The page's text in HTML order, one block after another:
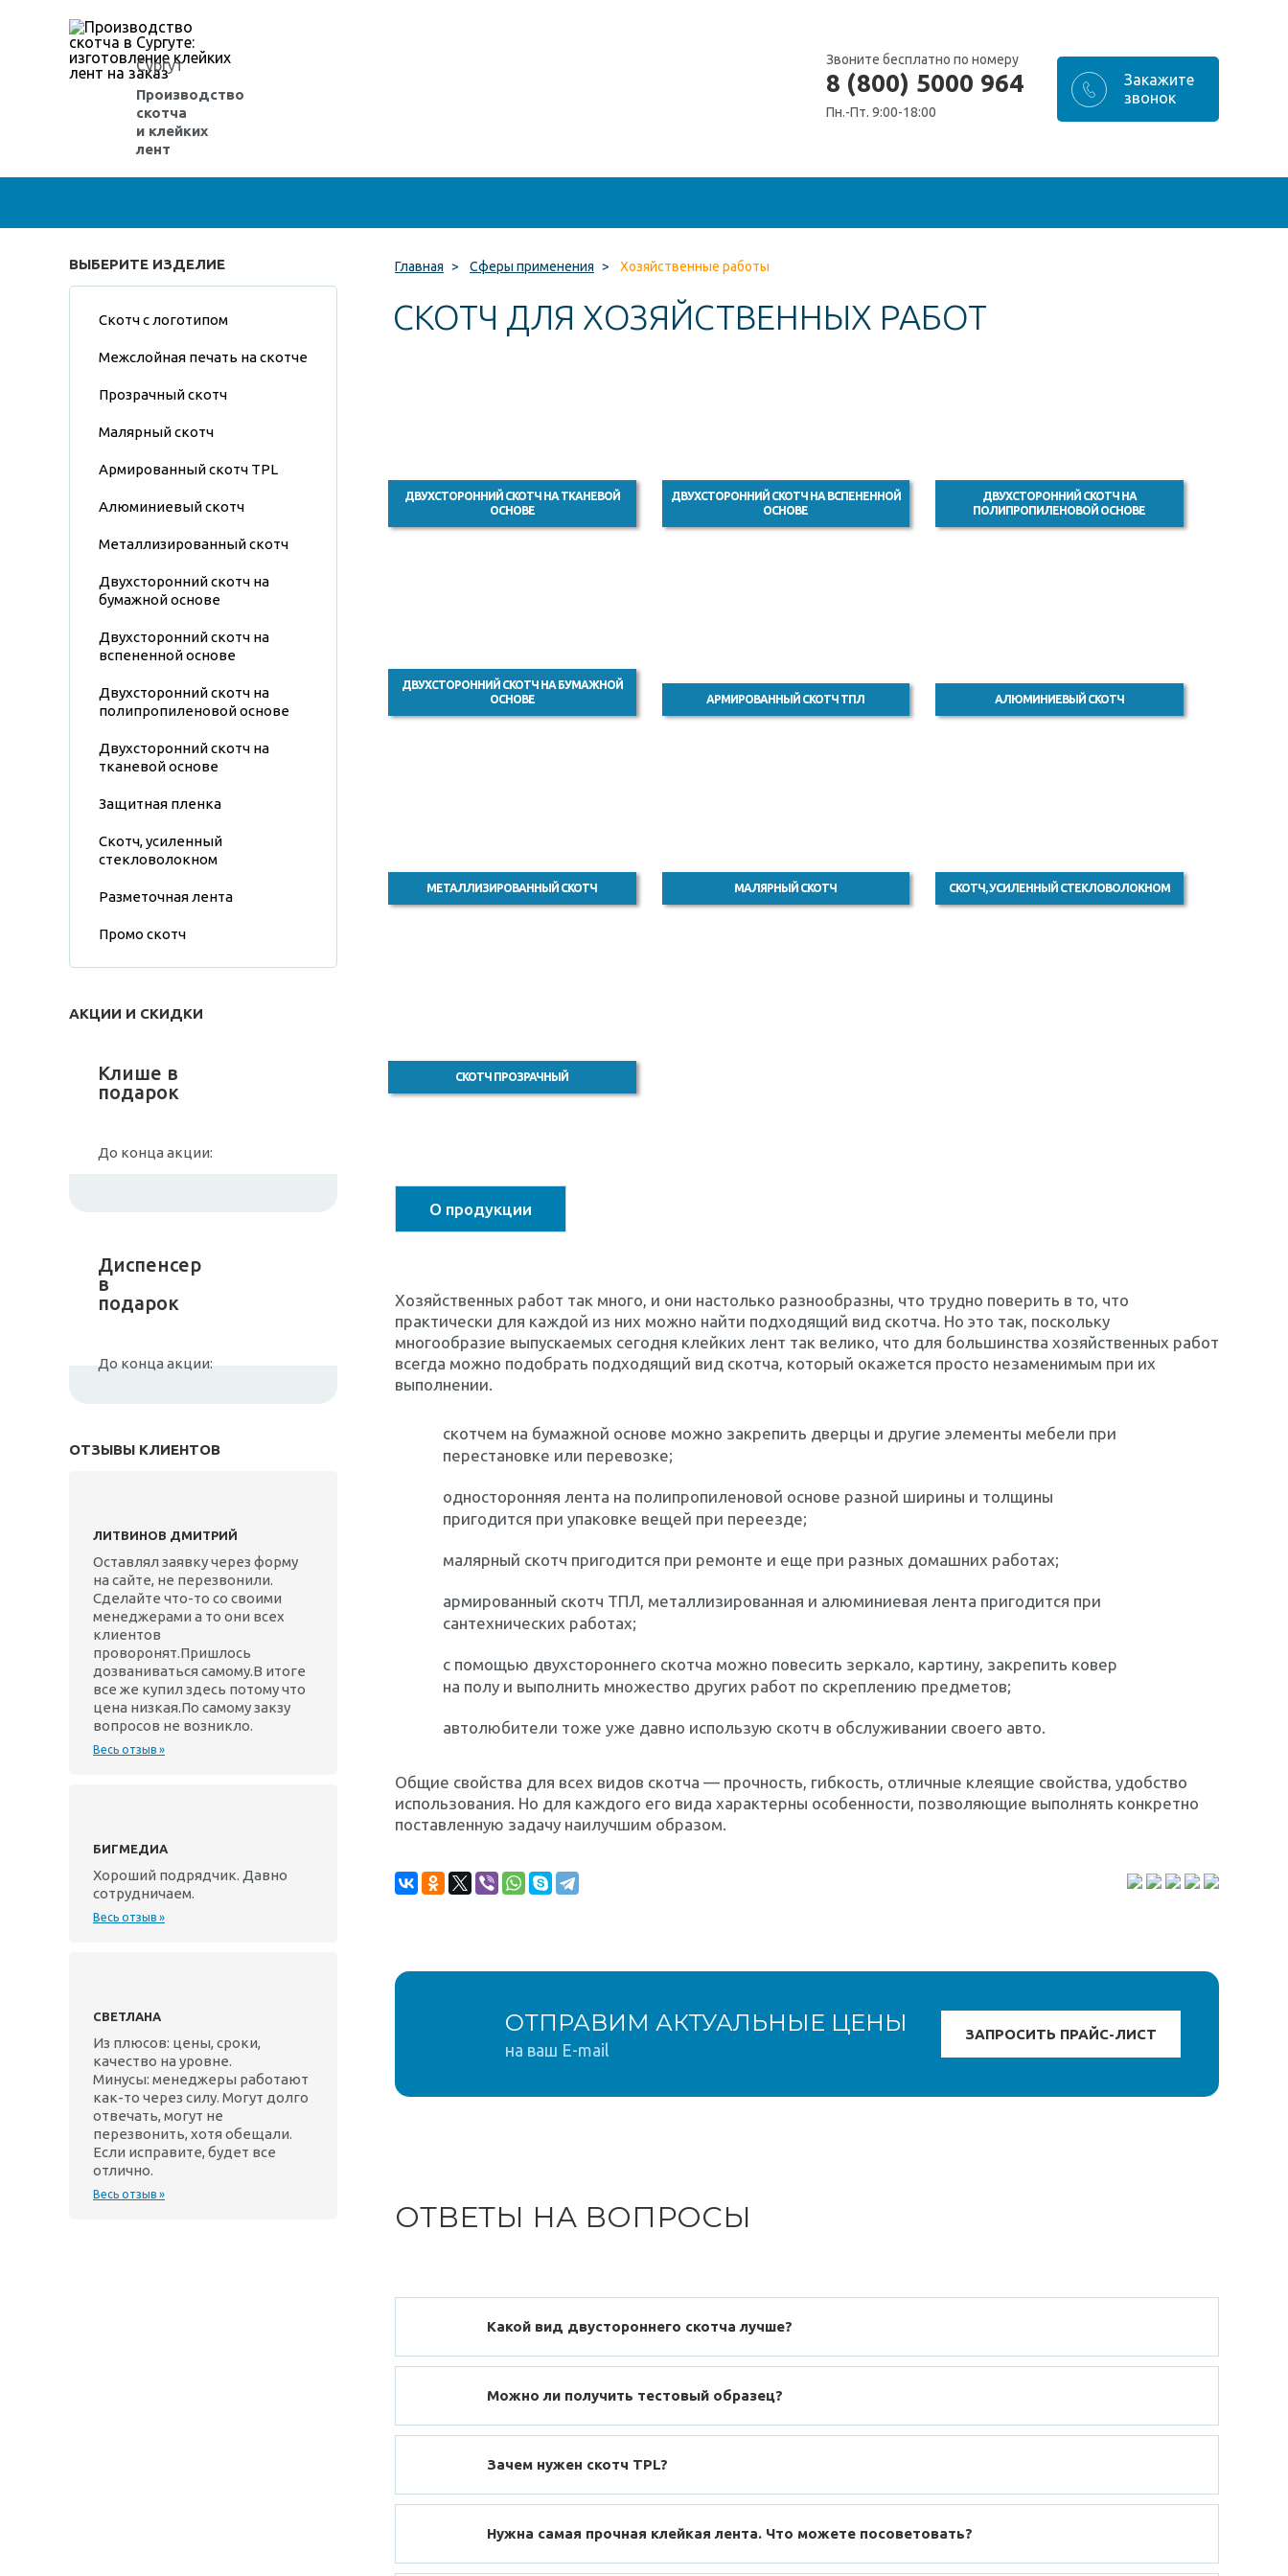
Сургут
Производство
скотча
и клейких
лент
Звоните бесплатно по номеру
8 (800) 5000 964
Пн.-Пт. 9:00-18:00
ВЫБЕРИТЕ ИЗДЕЛИЕ
Скотч с логотипом
Межслойная печать на скотче
Прозрачный скотч
Малярный скотч
Армированный скотч TPL
Алюминиевый скотч
Металлизированный скотч
Двухсторонний скотч на
бумажной основе
Двухсторонний скотч на
вспененной основе
Двухсторонний скотч на
полипропиленовой основе
Двухсторонний скотч на
тканевой основе
Защитная пленка
Скотч, усиленный
стекловолокном
Разметочная лента
Промо скотч
АКЦИИ И СКИДКИ
Клише в
подарок
До конца акции:
Диспенсер
в
подарок
До конца акции:
ОТЗЫВЫ КЛИЕНТОВ
ЛИТВИНОВ ДМИТРИЙ
Оставлял заявку через форму
на сайте, не перезвонили.
Сделайте что-то со своими
менеджерами а то они всех
клиентов
проворонят.Пришлось
дозваниваться самому.В итоге
все же купил здесь потому что
цена низкая.По самому закзу
вопросов не возникло.
Весь отзыв »
БИГМЕДИА
Хороший подрядчик. Давно
сотрудничаем.
Весь отзыв »
СВЕТЛАНА
Из плюсов: цены, сроки,
качество на уровне.
Минусы: менеджеры работают
как-то через силу. Могут долго
отвечать, могут не
перезвонить, хотя обещали.
Если исправите, будет все
отлично.
Весь отзыв »
Главная > Сферы применения > Хозяйственные работы
СКОТЧ ДЛЯ ХОЗЯЙСТВЕННЫХ РАБОТ
ДВУХСТОРОННИЙ СКОТЧ НА ТКАНЕВОЙ
ОСНОВЕ
ДВУХСТОРОННИЙ СКОТЧ НА ВСПЕНЕННОЙ
ОСНОВЕ
ДВУХСТОРОННИЙ СКОТЧ НА
ПОЛИПРОПИЛЕНОВОЙ ОСНОВЕ
ДВУХСТОРОННИЙ СКОТЧ НА БУМАЖНОЙ
ОСНОВЕ
АРМИРОВАННЫЙ СКОТЧ ТПЛ АЛЮМИНИЕВЫЙ СКОТЧ
МЕТАЛЛИЗИРОВАННЫЙ СКОТЧ МАЛЯРНЫЙ СКОТЧ СКОТЧ, УСИЛЕННЫЙ СТЕКЛОВОЛОКНОМ
СКОТЧ ПРОЗРАЧНЫЙ
О продукции
Хозяйственных работ так много, и они настолько разнообразны, что трудно поверить в то, что
практически для каждой из них можно найти подходящий вид скотча. Но это так, поскольку
многообразие выпускаемых сегодня клейких лент так велико, что для большинства хозяйственных работ
всегда можно подобрать подходящий вид скотча, который окажется просто незаменимым при их
выполнении.
скотчем на бумажной основе можно закрепить дверцы и другие элементы мебели при
перестановке или перевозке;
односторонняя лента на полипропиленовой основе разной ширины и толщины
пригодится при упаковке вещей при переезде;
малярный скотч пригодится при ремонте и еще при разных домашних работах;
армированный скотч ТПЛ, металлизированная и алюминиевая лента пригодится при
сантехнических работах;
с помощью двухстороннего скотча можно повесить зеркало, картину, закрепить ковер
на полу и выполнить множество других работ по скреплению предметов;
автолюбители тоже уже давно использую скотч в обслуживании своего авто.
Общие свойства для всех видов скотча — прочность, гибкость, отличные клеящие свойства, удобство
использования. Но для каждого его вида характерны особенности, позволяющие выполнять конкретно
поставленную задачу наилучшим образом.
ОТПРАВИМ АКТУАЛЬНЫЕ ЦЕНЫ
на ваш E-mail
ОТВЕТЫ НА ВОПРОСЫ
Какой вид двустороннего скотча лучше?
Можно ли получить тестовый образец?
Зачем нужен скотч TPL?
Нужна самая прочная клейкая лента. Что можете посоветовать?